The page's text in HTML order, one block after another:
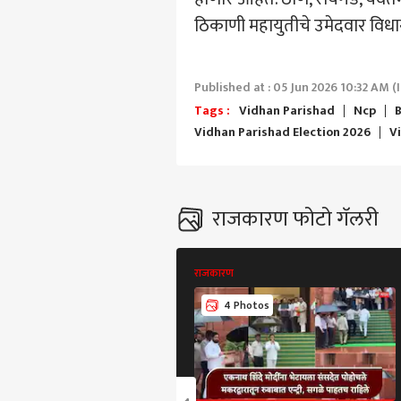
ठिकाणी महायुतीचे उमेदवार
Published at : 05 Jun 2026 10:32 AM
Tags : Vidhan Parishad Ncp
Vidhan Parishad Election 2026
राजकारण फोटो गॅलरी
राजकारण
4 Photos
प्रायव्हसी पॉलिसी
संपर्क साधा
करिअर
फीडबॅक
आमच्याबद्दल
पर्सनल
मुंबई